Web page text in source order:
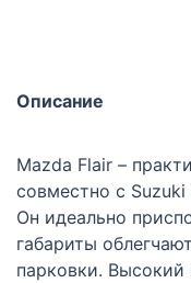
Описание
Mazda Flair –
совместно с Suzuki
Он идеально
габариты
парковки. Высокий